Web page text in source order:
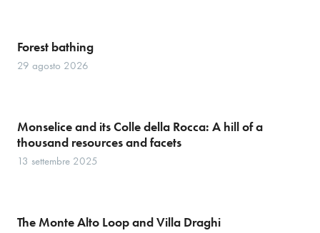
Forest bathing
29 agosto 2026
Monselice and its Colle della Rocca: A hill of a
thousand resources and facets
13 settembre 2025
The Monte Alto Loop and Villa Draghi